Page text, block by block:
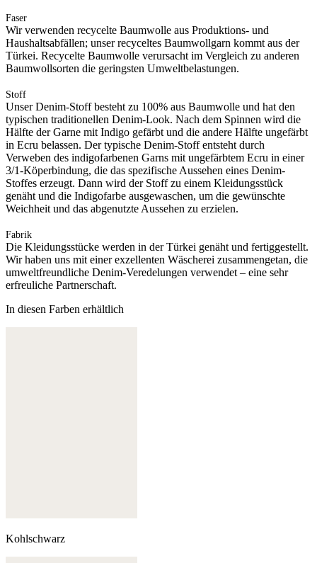
Faser
Wir verwenden recycelte Baumwolle aus Produktions- und
Haushaltsabfällen; unser recyceltes Baumwollgarn kommt aus der
Türkei. Recycelte Baumwolle verursacht im Vergleich zu anderen
Baumwollsorten die geringsten Umweltbelastungen.
Stoff
Unser Denim-Stoff besteht zu 100% aus Baumwolle und hat den
typischen traditionellen Denim-Look. Nach dem Spinnen wird die
Hälfte der Garne mit Indigo gefärbt und die andere Hälfte ungefärbt
in Ecru belassen. Der typische Denim-Stoff entsteht durch
Verweben des indigofarbenen Garns mit ungefärbtem Ecru in einer
3/1-Köperbindung, die das spezifische Aussehen eines Denim-
Stoffes erzeugt. Dann wird der Stoff zu einem Kleidungsstück
genäht und die Indigofarbe ausgewaschen, um die gewünschte
Weichheit und das abgenutzte Aussehen zu erzielen.
Fabrik
Die Kleidungsstücke werden in der Türkei genäht und fertiggestellt.
Wir haben uns mit einer exzellenten Wäscherei zusammengetan, die
umweltfreundliche Denim-Veredelungen verwendet – eine sehr
erfreuliche Partnerschaft.
In diesen Farben erhältlich
Kohlschwarz